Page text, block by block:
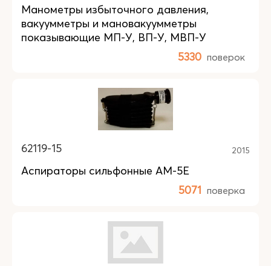
Манометры избыточного давления,
вакуумметры и мановакуумметры
показывающие МП-У, ВП-У, МВП-У
5330 поверок
62119-15 2015
Аспираторы сильфонные АМ-5Е
5071 поверка